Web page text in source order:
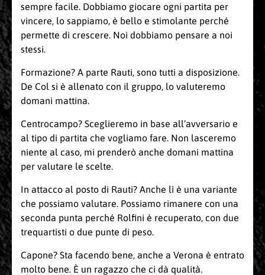
sempre facile. Dobbiamo giocare ogni partita per
vincere, lo sappiamo, è bello e stimolante perché
permette di crescere. Noi dobbiamo pensare a noi
stessi.
Formazione? A parte Rauti, sono tutti a disposizione.
De Col si è allenato con il gruppo, lo valuteremo
domani mattina.
Centrocampo? Sceglieremo in base all’avversario e
al tipo di partita che vogliamo fare. Non lasceremo
niente al caso, mi prenderò anche domani mattina
per valutare le scelte.
In attacco al posto di Rauti? Anche lì è una variante
che possiamo valutare. Possiamo rimanere con una
seconda punta perché Rolfini è recuperato, con due
trequartisti o due punte di peso.
Capone? Sta facendo bene, anche a Verona è entrato
molto bene. È un ragazzo che ci dà qualità.